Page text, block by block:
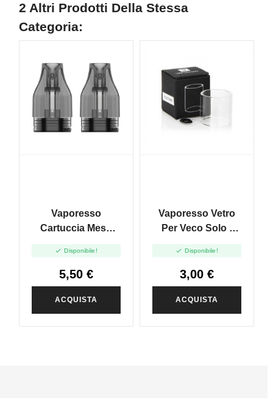
2 Altri Prodotti Della Stessa
Categoria:
Vaporesso
Cartuccia Mesh
- 5ml - 2pcs -
0.6ohm
 Disponibile!
5,50 €
ACQUISTA
Vaporesso Vetro
Per Veco Solo -
 Disponibile!
3,00 €
ACQUISTA